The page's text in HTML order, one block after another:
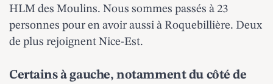
HLM des Moulins. Nous sommes passés à 23
personnes pour en avoir aussi à Roquebillière. Deux
de plus rejoignent Nice-Est.
Certains à gauche, notamment du côté de